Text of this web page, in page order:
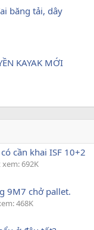
băng tải, dây
KAYAK MỚI
cần khai ISF 10+2
692K
9M7 chở pallet.
468K